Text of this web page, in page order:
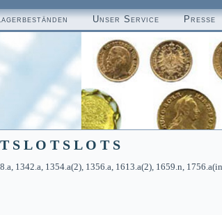
Unser Service Presse
S L O T S L O T S
1342.a, 1354.a(2), 1356.a, 1613.a(2), 1659.n,